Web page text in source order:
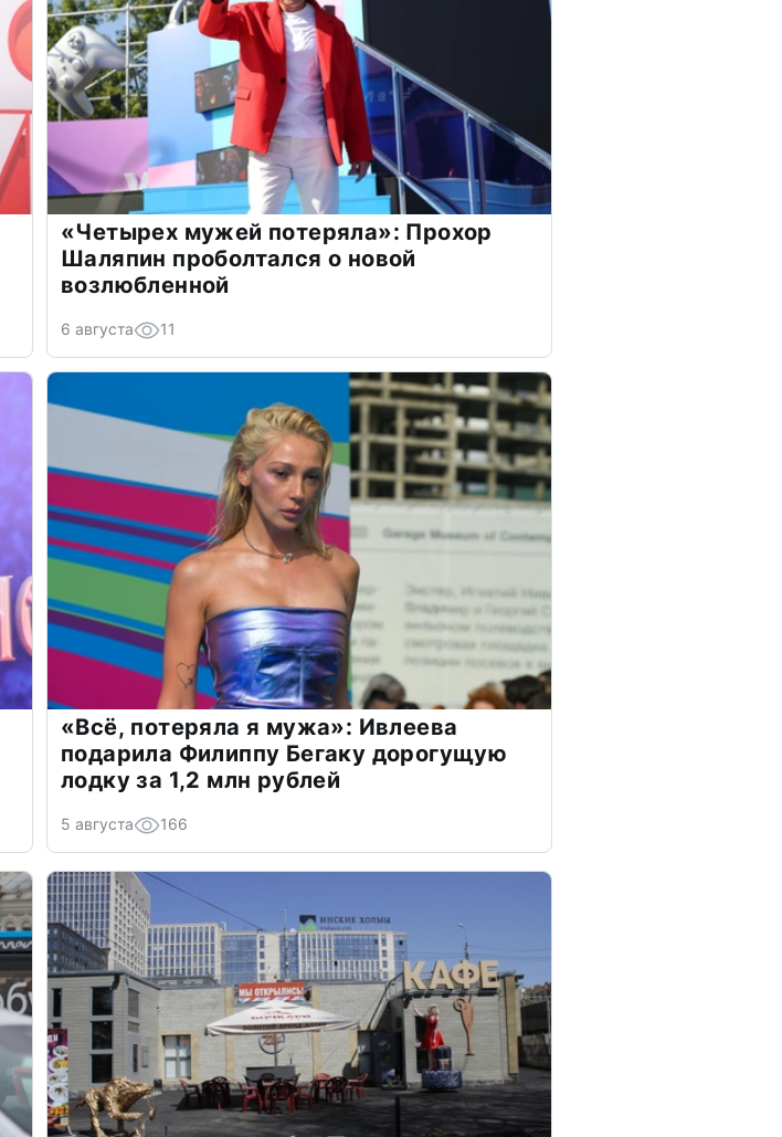
«Четырех мужей потеряла»: Прохор
Шаляпин проболтался о новой
возлюбленной
6 августа 11
«Всё, потеряла я мужа»: Ивлеева
подарила Филиппу Бегаку дорогущую
лодку за 1,2 млн рублей
5 августа 166